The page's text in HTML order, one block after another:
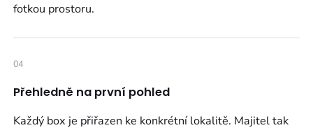
fotkou prostoru.
04
Přehledně na první pohled
Každý box je přiřazen ke konkrétní lokalitě. Majitel tak